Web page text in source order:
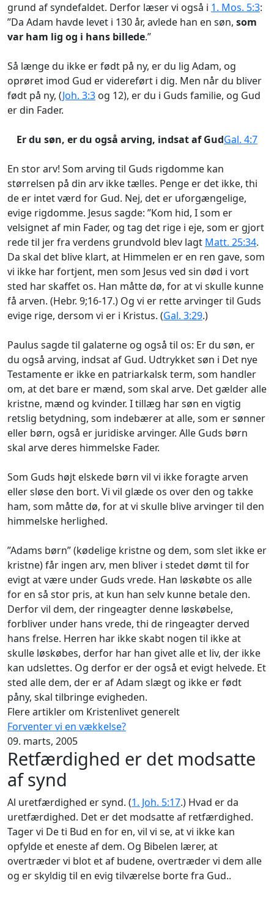
grund af syndefaldet. Derfor læser vi også i 1. Mos. 5:3:
”Da Adam havde levet i 130 år, avlede han en søn, som
var ham lig og i hans billede.”
Så længe du ikke er født på ny, er du lig Adam, og
oprøret imod Gud er videreført i dig. Men når du bliver
født på ny, (Joh. 3:3 og 12), er du i Guds familie, og Gud
er din Fader.
Er du søn, er du også arving, indsat af GudGal. 4:7
En stor arv! Som arving til Guds rigdomme kan
størrelsen på din arv ikke tælles. Penge er det ikke, thi
de er intet værd for Gud. Nej, det er uforgængelige,
evige rigdomme. Jesus sagde: ”Kom hid, I som er
velsignet af min Fader, og tag det rige i eje, som er gjort
rede til jer fra verdens grundvold blev lagt Matt. 25:34.
Da skal det blive klart, at Himmelen er en ren gave, som
vi ikke har fortjent, men som Jesus ved sin død i vort
sted har skaffet os. Han måtte dø, for at vi skulle kunne
få arven. (Hebr. 9;16-17.) Og vi er rette arvinger til Guds
evige rige, dersom vi er i Kristus. (Gal. 3:29.)
Paulus sagde til galaterne og også til os: Er du søn, er
du også arving, indsat af Gud. Udtrykketsøn i Det nye
Testamente er ikke en patriarkalsk term, som handler
om, at det bare er mænd, som skal arve. Det gælder alle
kristne, mænd og kvinder. I tillæg harsøn en vigtig
retslig betydning, som indebærer at alle, som ersønner
eller børn, også er juridiske arvinger. Alle Guds børn
skal arve deres himmelske Fader.
Som Guds højt elskede børn vil vi ikke foragte arven
eller sløse den bort. Vi vil glæde os over den og takke
ham, som måtte dø, for at vi skulle blive arvinger til den
himmelske herlighed.
”Adams børn” (kødelige kristne og dem, som slet ikke er
kristne) får ingen arv, men bliver i stedet dømt til for
evigt at være under Guds vrede. Han løskøbte os alle
for en så stor pris, at kun han selv kunne betale den.
Derfor vil dem, der ringeagter denne løskøbelse,
forbliver under hans vrede, thi de ringeagter derved
hans frelse. Herren har ikke skabt nogen til ikke at
skulle løskøbes, derfor har han givet alle et liv, der ikke
kan udslettes. Og derfor er der også et evigt helvede. Et
sted alle dem, der er af Adam slægt og ikke er født
påny, skal tilbringe evigheden.
Flere artikler om Kristenlivet generelt
Forventer vi en vækkelse?
09. marts, 2005
Retfærdighed er det modsatte
af synd
Al uretfærdighed er synd. (1. Joh. 5:17.) Hvad er da
uretfærdighed. Det er det modsatte af retfærdighed.
Tager vi De ti Bud en for en, vil vi se, at vi ikke kan
opfylde et eneste af dem. Og Bibelen lærer, at
overtræder vi blot et af budene, overtræder vi dem alle
og er skyldig til en evig tilværelse borte fra Gud..